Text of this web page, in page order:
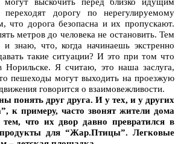
дорогу по нерегулируемому
что дорога безопасна и их пропускают.
метров до человека не остановить. Тем
что, когда начинаешь экстренно
такие ситуации? И это при том что
Я считаю, это наша заслуга,
пешеходы могут выходить на проезжую
говорится о взаимовежливости.
понять друг друга. И у тех, и у других
к примеру, часто звонят жители дома
что их двор давно превратился в
для “Жар.Птицы”. Легковые